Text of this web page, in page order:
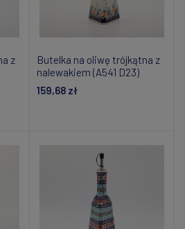
z
Butelka na oliwę trójkątna z
nalewakiem (A541 D23)
159,68 zł